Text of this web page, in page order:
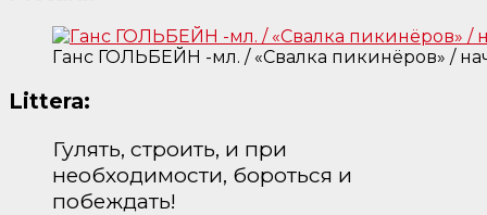
Ганс ГОЛЬБЕЙН -мл. / «Свалка пикинёров» /
Littera:
Гулять, строить, и при
необходимости, бороться и
побеждать!